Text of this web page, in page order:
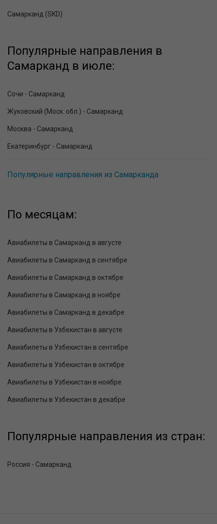
Самарканд (SKD)
Популярные направления в
Самарканд в июле:
Сочи - Самарканд
Жуковский (Моск. обл.) - Самарканд
Москва - Самарканд
Екатеринбург - Самарканд
Популярные направления из Самарканда
По месяцам:
Авиабилеты в Самарканд в августе
Авиабилеты в Самарканд в сентябре
Авиабилеты в Самарканд в октябре
Авиабилеты в Самарканд в ноябре
Авиабилеты в Самарканд в декабре
Авиабилеты в Узбекистан в августе
Авиабилеты в Узбекистан в сентябре
Авиабилеты в Узбекистан в октябре
Авиабилеты в Узбекистан в ноябре
Авиабилеты в Узбекистан в декабре
Популярные направления из стран:
Россия - Самарканд